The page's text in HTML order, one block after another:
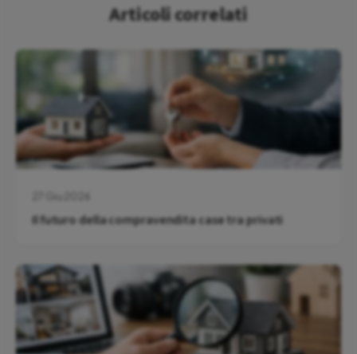
Articoli correlati
Il futuro della compravendita case tra privati